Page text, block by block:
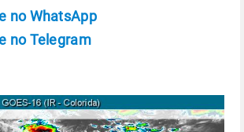
no WhatsApp
no Telegram